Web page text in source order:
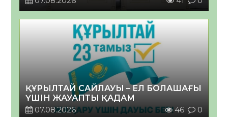
ҚҰРЫЛТАЙ САЙЛАУЫ – ЕЛ БОЛАШАҒЫ
ҮШІН ЖАУАПТЫ ҚАДАМ
07.08.2026
46 0